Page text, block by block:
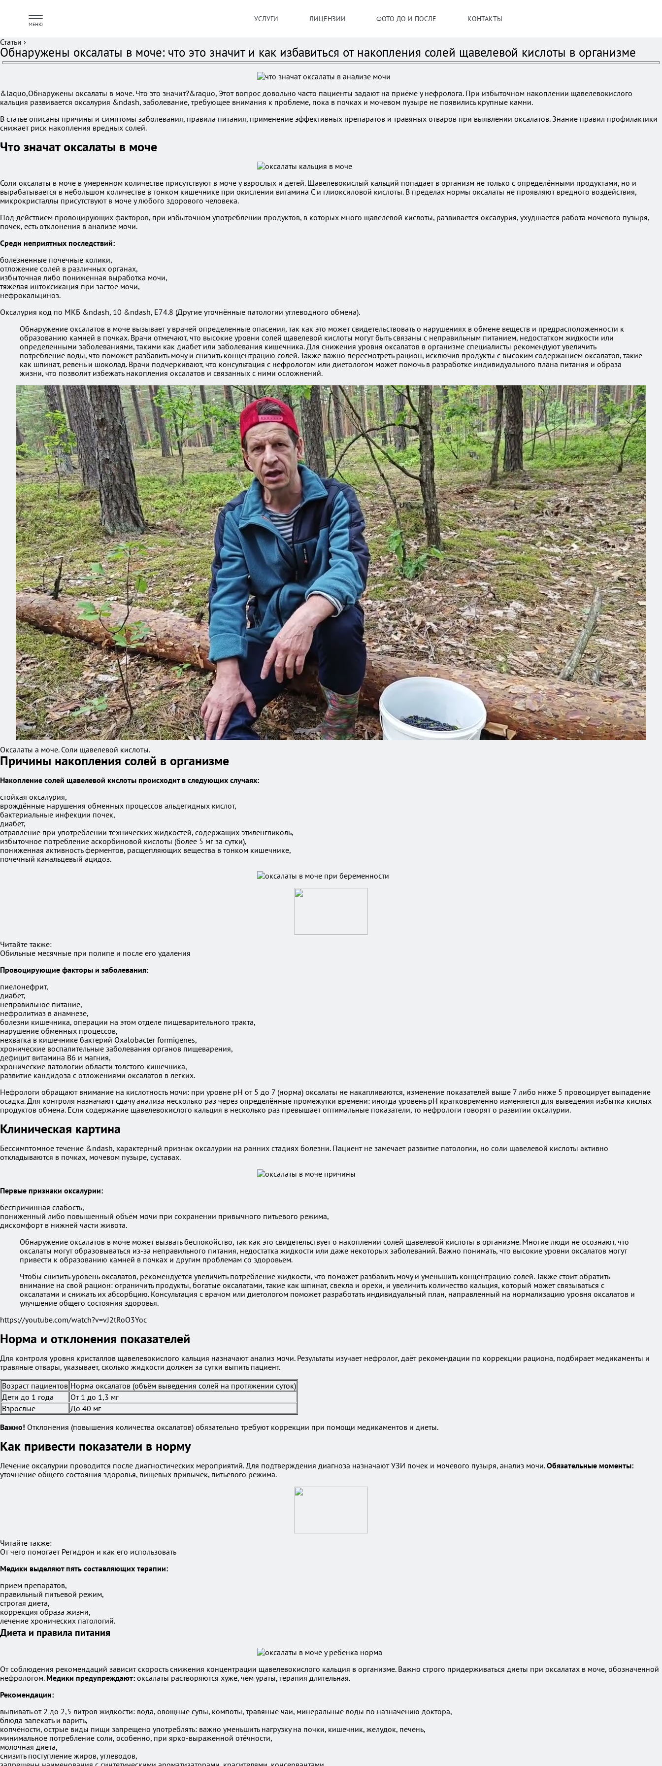
МЕНЮ
УСЛУГИ ЛИЦЕНЗИИ ФОТО ДО И ПОСЛЕ КОНТАКТЫ
Статьи ›
Обнаружены оксалаты в моче: что это значит и как избавиться от накопления солей щавелевой кислоты в организме
&laquo,Обнаружены оксалаты в моче. Что это значит?&raquo, Этот вопрос довольно часто пациенты задают на приёме у нефролога. При избыточном накоплении щавелевокислого
кальция развивается оксалурия &ndash, заболевание, требующее внимания к проблеме, пока в почках и мочевом пузыре не появились крупные камни.
В статье описаны причины и симптомы заболевания, правила питания, применение эффективных препаратов и травяных отваров при выявлении оксалатов. Знание правил профилактики
снижает риск накопления вредных солей.
Что значат оксалаты в моче
Соли оксалаты в моче в умеренном количестве присутствуют в моче у взрослых и детей. Щавелевокислый кальций попадает в организм не только с определёнными продуктами, но и
вырабатывается в небольшом количестве в тонком кишечнике при окислении витамина С и глиоксиловой кислоты. В пределах нормы оксалаты не проявляют вредного воздействия,
микрокристаллы присутствуют в моче у любого здорового человека.
Под действием провоцирующих факторов, при избыточном употреблении продуктов, в которых много щавелевой кислоты, развивается оксалурия, ухудшается работа мочевого пузыря,
почек, есть отклонения в анализе мочи.
Среди неприятных последствий:
болезненные почечные колики,
отложение солей в различных органах,
избыточная либо пониженная выработка мочи,
тяжёлая интоксикация при застое мочи,
нефрокальциноз.
Оксалурия код по МКБ &ndash, 10 &ndash, Е74.8 (Другие уточнённые патологии углеводного обмена).
Обнаружение оксалатов в моче вызывает у врачей определенные опасения, так как это может свидетельствовать о нарушениях в обмене веществ и предрасположенности к
образованию камней в почках. Врачи отмечают, что высокие уровни солей щавелевой кислоты могут быть связаны с неправильным питанием, недостатком жидкости или
определенными заболеваниями, такими как диабет или заболевания кишечника. Для снижения уровня оксалатов в организме специалисты рекомендуют увеличить
потребление воды, что поможет разбавить мочу и снизить концентрацию солей. Также важно пересмотреть рацион, исключив продукты с высоким содержанием оксалатов, такие
как шпинат, ревень и шоколад. Врачи подчеркивают, что консультация с нефрологом или диетологом может помочь в разработке индивидуального плана питания и образа
жизни, что позволит избежать накопления оксалатов и связанных с ними осложнений.
Оксалаты а моче. Соли щавелевой кислоты.
Причины накопления солей в организме
Накопление солей щавелевой кислоты происходит в следующих случаях:
стойкая оксалурия,
врождённые нарушения обменных процессов альдегидных кислот,
бактериальные инфекции почек,
диабет,
отравление при употреблении технических жидкостей, содержащих этиленгликоль,
избыточное потребление аскорбиновой кислоты (более 5 мг за сутки),
пониженная активность ферментов, расщепляющих вещества в тонком кишечнике,
почечный канальцевый ацидоз.
Читайте также:
Обильные месячные при полипе и после его удаления
Провоцирующие факторы и заболевания:
пиелонефрит,
диабет,
неправильное питание,
нефролитиаз в анамнезе,
болезни кишечника, операции на этом отделе пищеварительного тракта,
нарушение обменных процессов,
нехватка в кишечнике бактерий Oxalobacter formigenes,
хронические воспалительные заболевания органов пищеварения,
дефицит витамина В6 и магния,
хронические патологии области толстого кишечника,
развитие кандидоза с отложениями оксалатов в лёгких.
Нефрологи обращают внимание на кислотность мочи: при уровне рН от 5 до 7 (норма) оксалаты не накапливаются, изменение показателей выше 7 либо ниже 5 провоцирует выпадение
осадка. Для контроля назначают сдачу анализа несколько раз через определённые промежутки времени: иногда уровень рН кратковременно изменяется для выведения избытка кислых
продуктов обмена. Если содержание щавелевокислого кальция в несколько раз превышает оптимальные показатели, то нефрологи говорят о развитии оксалурии.
Клиническая картина
Бессимптомное течение &ndash, характерный признак оксалурии на ранних стадиях болезни. Пациент не замечает развитие патологии, но соли щавелевой кислоты активно
откладываются в почках, мочевом пузыре, суставах.
Первые признаки оксалурии:
беспричинная слабость,
пониженный либо повышенный объём мочи при сохранении привычного питьевого режима,
дискомфорт в нижней части живота.
Обнаружение оксалатов в моче может вызвать беспокойство, так как это свидетельствует о накоплении солей щавелевой кислоты в организме. Многие люди не осознают, что
оксалаты могут образовываться из-за неправильного питания, недостатка жидкости или даже некоторых заболеваний. Важно понимать, что высокие уровни оксалатов могут
привести к образованию камней в почках и другим проблемам со здоровьем.
Чтобы снизить уровень оксалатов, рекомендуется увеличить потребление жидкости, что поможет разбавить мочу и уменьшить концентрацию солей. Также стоит обратить
внимание на свой рацион: ограничить продукты, богатые оксалатами, такие как шпинат, свекла и орехи, и увеличить количество кальция, который может связываться с
оксалатами и снижать их абсорбцию. Консультация с врачом или диетологом поможет разработать индивидуальный план, направленный на нормализацию уровня оксалатов и
улучшение общего состояния здоровья.
https://youtube.com/watch?v=vJ2tRoO3Yoc
Норма и отклонения показателей
Для контроля уровня кристаллов щавелевокислого кальция назначают анализ мочи. Результаты изучает нефролог, даёт рекомендации по коррекции рациона, подбирает медикаменты и
травяные отвары, указывает, сколько жидкости должен за сутки выпить пациент.
Возраст пациентов Норма оксалатов (объём выведения солей на протяжении суток)
Дети до 1 года
От 1 до 1,3 мг
Взрослые
До 40 мг
Важно! Отклонения (повышения количества оксалатов) обязательно требуют коррекции при помощи медикаментов и диеты.
Как привести показатели в норму
Лечение оксалурии проводится после диагностических мероприятий. Для подтверждения диагноза назначают УЗИ почек и мочевого пузыря, анализ мочи.Обязательные моменты:
уточнение общего состояния здоровья, пищевых привычек, питьевого режима.
Читайте также:
От чего помогает Регидрон и как его использовать
Медики выделяют пять составляющих терапии:
приём препаратов,
правильный питьевой режим,
строгая диета,
коррекция образа жизни,
лечение хронических патологий.
Диета и правила питания
От соблюдения рекомендаций зависит скорость снижения концентрации щавелевокислого кальция в организме. Важно строго придерживаться диеты при оксалатах в моче, обозначенной
нефрологом. Медики предупреждают: оксалаты растворяются хуже, чем ураты, терапия длительная.
Рекомендации:
выпивать от 2 до 2,5 литров жидкости: вода, овощные супы, компоты, травяные чаи, минеральные воды по назначению доктора,
блюда запекать и варить,
копчёности, острые виды пищи запрещено употреблять: важно уменьшить нагрузку на почки, кишечник, желудок, печень,
минимальное потребление соли, особенно, при ярко-выраженной отёчности,
молочная диета,
снизить поступление жиров, углеводов,